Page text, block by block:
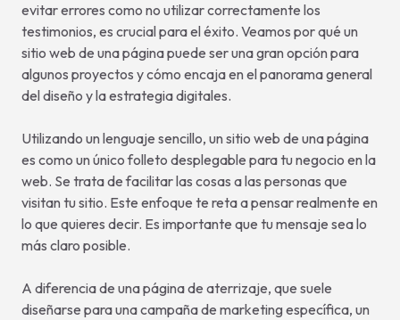
evitar errores como no utilizar correctamente los
testimonios, es crucial para el éxito. Veamos por qué un
sitio web de una página puede ser una gran opción para
algunos proyectos y cómo encaja en el panorama general
del diseño y la estrategia digitales.
Utilizando un lenguaje sencillo, un sitio web de una página
es como un único folleto desplegable para tu negocio en la
web. Se trata de facilitar las cosas a las personas que
visitan tu sitio. Este enfoque te reta a pensar realmente en
lo que quieres decir. Es importante que tu mensaje sea lo
más claro posible.
A diferencia de una página de aterrizaje, que suele
diseñarse para una campaña de marketing específica, un